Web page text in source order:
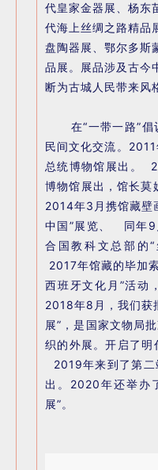
代皇家金器展、杨东
代海上丝绸之路精品
盘陶器展、鄂尔多斯
品展。展品涉及古今
断为古城人民带来风
在“一带一路”倡
民间文化交流。
总统博物馆展出。
博物馆展出，馆长莫
2014年3月携馆藏壁
中国”展览、 同年9
合国教科文总部的
2017年馆藏的毕加
西班牙文化月”活动
2018年8月，我们获
展”，是国家文物局
织的外展。开启了明
2019年来到了第二
出。2020年还举办
展”。
肯